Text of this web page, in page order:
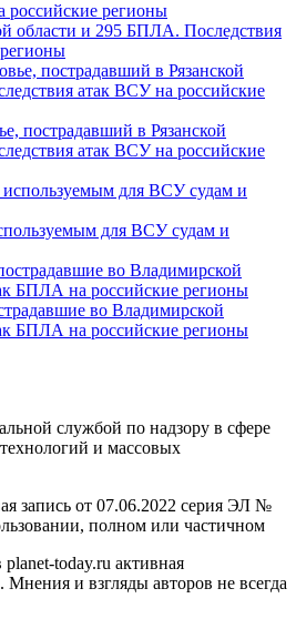
области и 295 БПЛА. Последствия
пострадавший в Рязанской
атак ВСУ на российские
для ВСУ судам и
во Владимирской
БПЛА на российские регионы
службой по надзору в сфере
и массовых
запись от 07.06.2022 серия ЭЛ №
полном или частичном
today.ru активная
Мнения и взгляды авторов не всегда